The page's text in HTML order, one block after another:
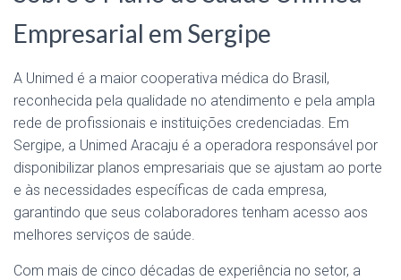
Empresarial em Sergipe
A Unimed é a maior cooperativa médica do Brasil,
reconhecida pela qualidade no atendimento e pela ampla
rede de profissionais e instituições credenciadas. Em
Sergipe, a Unimed Aracaju é a operadora responsável por
disponibilizar planos empresariais que se ajustam ao porte
e às necessidades específicas de cada empresa,
garantindo que seus colaboradores tenham acesso aos
melhores serviços de saúde.
Com mais de cinco décadas de experiência no setor, a